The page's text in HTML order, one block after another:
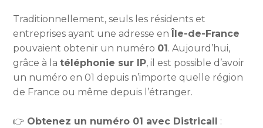
Traditionnellement, seuls les résidents et
entreprises ayant une adresse en
Île-de-France
pouvaient obtenir un numéro 01 . Aujourd’hui,
grâce à latéléphonie sur IP, il est possible d’avoir
un numéro en 01 depuis n’importe quelle région
de France ou même depuis l’étranger.
👉 Obtenez un numéro 01 avec Districall :